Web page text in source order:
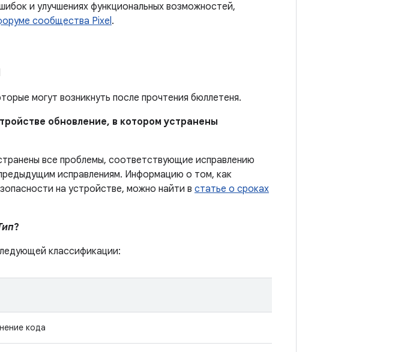
и улучшениях функциональных возможностей,
сообщества Pixel.
могут возникнуть после прочтения бюллетеня.
обновление, в котором устранены
все проблемы, соответствующие исправлению
исправлениям. Информацию о том, как
на устройстве, можно найти в статье о сроках
?
классификации:
кода